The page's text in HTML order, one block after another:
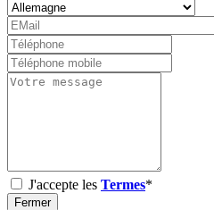
J'accepte les Termes*
Fermer